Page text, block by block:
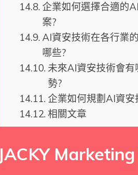
企業如何選擇合適的
案?
AI資安技術在各行業
哪些?
未來AI資安技術會有
勢?
企業如何規劃AI資安
相關文章
JACKY